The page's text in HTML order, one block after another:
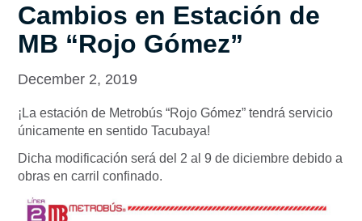
Cambios en Estación de
MB “Rojo Gómez”
December 2, 2019
¡La estación de Metrobús “Rojo Gómez” tendrá servicio
únicamente en sentido Tacubaya!
Dicha modificación será del 2 al 9 de diciembre debido a
obras en carril confinado.